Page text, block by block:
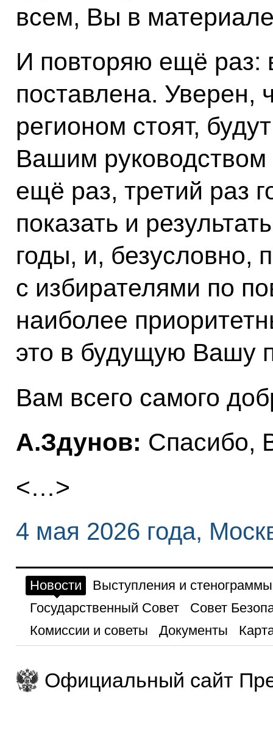
всем, Вы в
И повторяю ещё раз:
поставлена. Уверен,
регионом стоят,
Вашим
ещё раз, третий раз
показать и
годы, и, безусловно,
с избирателями по
наиболее
это в будущую Вашу
Вам всего самого
А.Здунов: Спасибо,
<…>
4 мая 2026 года,
Новости
Выступления и стенограммы
Государственный Совет
Совет
Комиссии и советы
Документы
Официальный сайт